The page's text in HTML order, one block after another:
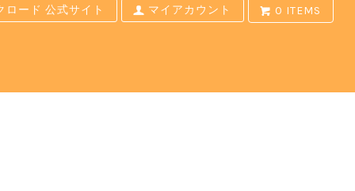
ロード 公式サイト マイアカウント 0 ITEMS